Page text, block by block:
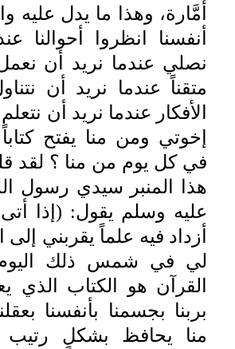
أمَّارة، وهذا ما يدل عليه
أنفسنا انظروا أحوالنا
نصلي عندما نريد أن نعمل
متقناً عندما نريد أن
الأفكار عندما نريد أن
إخوتي ومن منا يفتح
في كل يوم من منا ؟ لقد
هذا المنبر سيدي رسول
عليه وسلم يقول: (إذا
أزداد فيه علماً يقربني إلى
لي في شمس ذلك اليوم)
القرآن هو الكتاب الذي
بربنا بجسمنا بأنفسنا
منا يحافظ بشكلٍ رتيب